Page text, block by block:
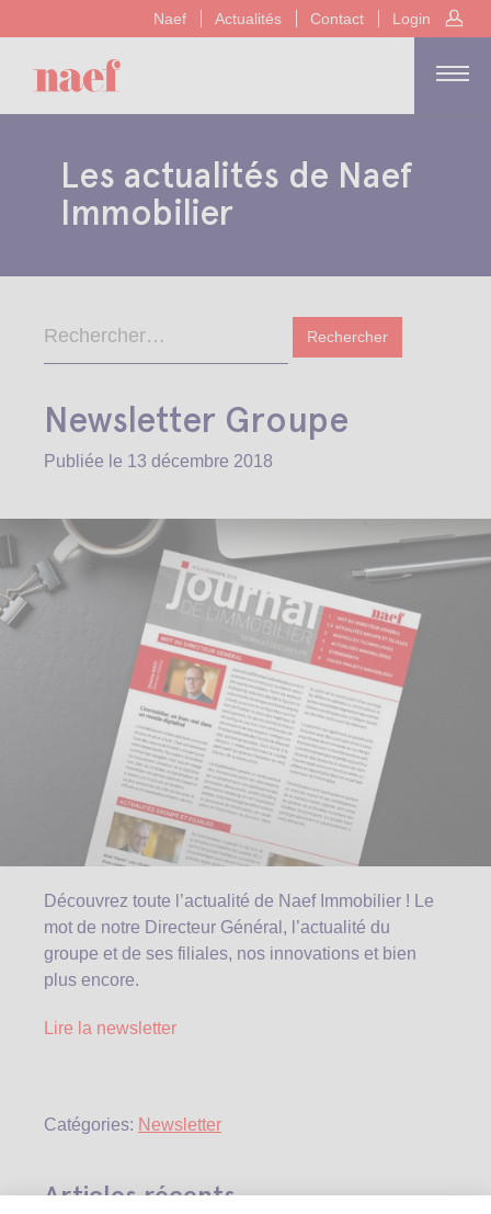
Naef Actualités Contact Login
Les actualités de Naef
Immobilier
Newsletter Groupe
Publiée le 13 décembre 2018
Découvrez toute l’actualité de Naef Immobilier ! Le
mot de notre Directeur Général, l’actualité du
groupe et de ses filiales, nos innovations et bien
plus encore.
Lire la newsletter
Catégories: Newsletter
Articles récents